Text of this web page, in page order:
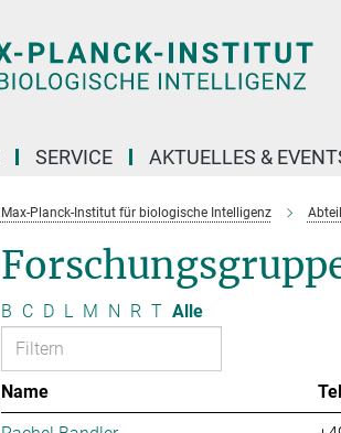
SERVICE AKTUELLES &
Max-Planck-Institut für biologische Intelligenz
B C D L M N R T Alle
Name